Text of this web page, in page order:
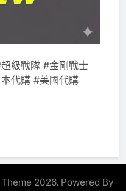
級戰隊 #金剛戰士
代購 #美國代購
2026. Powered By